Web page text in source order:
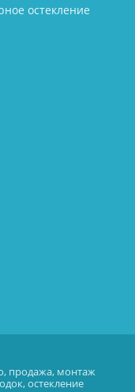
остекление
продажа, монтаж
остекление